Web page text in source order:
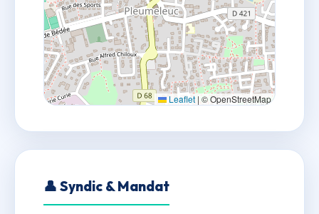
Leaflet |© OpenStreetMap
👤 Syndic & Mandat